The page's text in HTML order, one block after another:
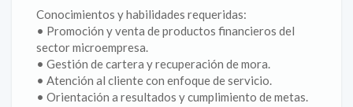
Conocimientos y habilidades requeridas:
• Promoción y venta de productos financieros del
sector microempresa.
• Gestión de cartera y recuperación de mora.
• Atención al cliente con enfoque de servicio.
• Orientación a resultados y cumplimiento de metas.